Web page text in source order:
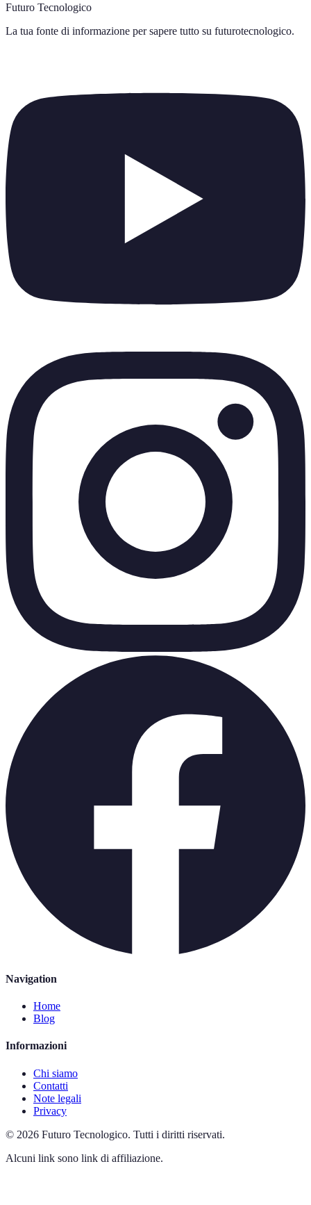
Futuro Tecnologico
La tua fonte di informazione per sapere tutto su futurotecnologico.
Navigation
Home
Blog
Informazioni
Chi siamo
Contatti
Note legali
Privacy
© 2026 Futuro Tecnologico. Tutti i diritti riservati.
Alcuni link sono link di affiliazione.